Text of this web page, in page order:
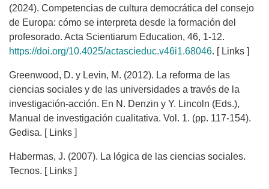
(2024). Competencias de cultura democrática del consejo
de Europa: cómo se interpreta desde la formación del
profesorado. Acta Scientiarum Education, 46, 1-12.
https://doi.org/10.4025/actascieduc.v46i1.68046. [ Links ]
Greenwood, D. y Levin, M. (2012). La reforma de las
ciencias sociales y de las universidades a través de la
investigación-acción. En N. Denzin y Y. Lincoln (Eds.),
Manual de investigación cualitativa. Vol. 1. (pp. 117-154).
Gedisa. [ Links ]
Habermas, J. (2007). La lógica de las ciencias sociales.
Tecnos. [ Links ]